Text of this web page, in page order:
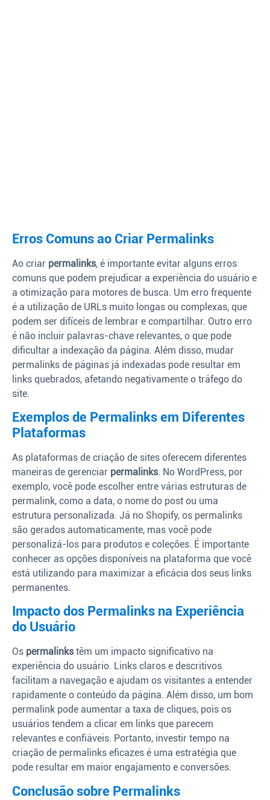
Erros Comuns ao Criar Permalinks
Ao criar permalinks, é importante evitar alguns erros
comuns que podem prejudicar a experiência do usuário e
a otimização para motores de busca. Um erro frequente
é a utilização de URLs muito longas ou complexas, que
podem ser difíceis de lembrar e compartilhar. Outro erro
é não incluir palavras-chave relevantes, o que pode
dificultar a indexação da página. Além disso, mudar
permalinks de páginas já indexadas pode resultar em
links quebrados, afetando negativamente o tráfego do
site.
Exemplos de Permalinks em Diferentes
Plataformas
As plataformas de criação de sites oferecem diferentes
maneiras de gerenciar permalinks. No WordPress, por
exemplo, você pode escolher entre várias estruturas de
permalink, como a data, o nome do post ou uma
estrutura personalizada. Já no Shopify, os permalinks
são gerados automaticamente, mas você pode
personalizá-los para produtos e coleções. É importante
conhecer as opções disponíveis na plataforma que você
está utilizando para maximizar a eficácia dos seus links
permanentes.
Impacto dos Permalinks na Experiência
do Usuário
Os permalinkstêm um impacto significativo na
experiência do usuário. Links claros e descritivos
facilitam a navegação e ajudam os visitantes a entender
rapidamente o conteúdo da página. Além disso, um bom
permalink pode aumentar a taxa de cliques, pois os
usuários tendem a clicar em links que parecem
relevantes e confiáveis. Portanto, investir tempo na
criação de permalinks eficazes é uma estratégia que
pode resultar em maior engajamento e conversões.
Conclusão sobre Permalinks